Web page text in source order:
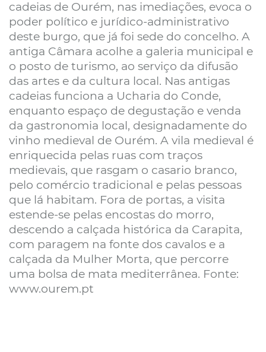
cadeias de Ourém, nas imediações, evoca o
poder político e jurídico-administrativo
deste burgo, que já foi sede do concelho. A
antiga Câmara acolhe a galeria municipal e
o posto de turismo, ao serviço da difusão
das artes e da cultura local. Nas antigas
cadeias funciona a Ucharia do Conde,
enquanto espaço de degustação e venda
da gastronomia local, designadamente do
vinho medieval de Ourém. A vila medieval é
enriquecida pelas ruas com traços
medievais, que rasgam o casario branco,
pelo comércio tradicional e pelas pessoas
que lá habitam. Fora de portas, a visita
estende-se pelas encostas do morro,
descendo a calçada histórica da Carapita,
com paragem na fonte dos cavalos e a
calçada da Mulher Morta, que percorre
uma bolsa de mata mediterrânea. Fonte:
www.ourem.pt